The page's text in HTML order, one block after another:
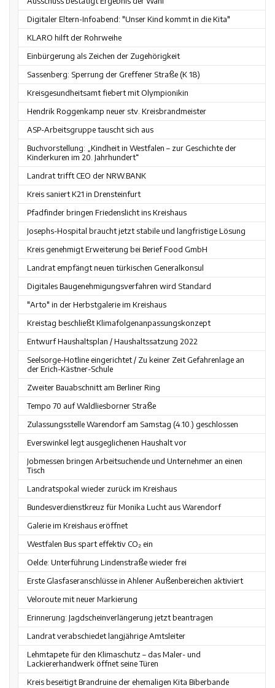
Digitaler Eltern-Infoabend: "Unser Kind kommt in die Kita"
KLARO hilft der Rohrweihe
Einbürgerung als Zeichen der Zugehörigkeit
Sassenberg: Sperrung der Greffener Straße (K 18)
Kreisgesundheitsamt fiebert mit Olympionikin
Hendrik Roggenkamp neuer stv. Kreisbrandmeister
ASP-Arbeitsgruppe tauscht sich aus
Buchvorstellung: „Kindheit in Westfalen – zur Geschichte der
Kinderkuren im 20. Jahrhundert“
Landrat trifft CEO der NRW.BANK
Kreis saniert K21 in Drensteinfurt
Pfadfinder bringen Friedenslicht ins Kreishaus
Josephs-Hospital braucht jetzt stabile und langfristige Lösung
Kreis genehmigt Erweiterung bei Berief Food GmbH
Landrat empfängt neuen türkischen Generalkonsul
Digitales Baugenehmigungsverfahren wird Standard
"Arto" in der Herbstgalerie im Kreishaus
Kreistag beschließt Klimafolgenanpassungskonzept
Entwurf Haushaltsplan / Haushaltssatzung 2022
Seelsorge-Hotline eingerichtet / Zu keiner Zeit Gefahrenlage an
der Erich-Kästner-Schule
Zweiter Bauabschnitt am Berliner Ring
Tempo 70 auf Waldliesborner Straße
Zulassungsstelle Warendorf am Samstag (4.10.) geschlossen
Everswinkel legt ausgeglichenen Haushalt vor
Jobmessen bringen Arbeitsuchende und Unternehmer an einen
Tisch
Landratspokal wieder zurück im Kreishaus
Bundesverdienstkreuz für Monika Lucht aus Warendorf
Galerie im Kreishaus eröffnet
Westfalen Bus spart effektiv CO₂ ein
Oelde: Unterführung Lindenstraße wieder frei
Erste Glasfaseranschlüsse in Ahlener Außenbereichen aktiviert
Veloroute mit neuer Markierung
Erinnerung: Jagdscheinverlängerung jetzt beantragen
Landrat verabschiedet langjährige Amtsleiter
Lehmtapete für den Klimaschutz – das Maler- und
Lackiererhandwerk öffnet seine Türen
Kreis beseitigt Brandruine der ehemaligen Kita Biberbande